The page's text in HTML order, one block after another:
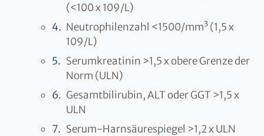
(<100 x 109/L)
Neutrophilenzahl <1500/mm³ (1,5 x
109/L)
Serumkreatinin >1,5 x obere Grenze der
Norm (ULN)
Gesamtbilirubin, ALT oder GGT >1,5 x
ULN
Serum-Harnsäurespiegel >1,2 x ULN